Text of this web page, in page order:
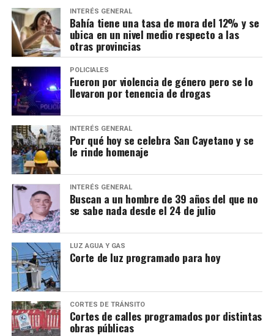
INTERÉS GENERAL
Bahía tiene una tasa de mora del 12% y se
ubica en un nivel medio respecto a las
otras provincias
POLICIALES
Fueron por violencia de género pero se lo
llevaron por tenencia de drogas
INTERÉS GENERAL
Por qué hoy se celebra San Cayetano y se
le rinde homenaje
INTERÉS GENERAL
Buscan a un hombre de 39 años del que no
se sabe nada desde el 24 de julio
LUZ AGUA Y GAS
Corte de luz programado para hoy
CORTES DE TRÁNSITO
Cortes de calles programados por distintas
obras públicas